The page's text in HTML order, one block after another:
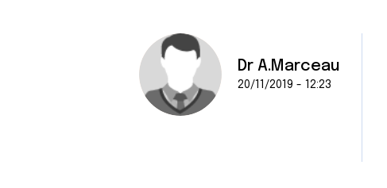
Dr A.Marceau
20/11/2019 - 12:23